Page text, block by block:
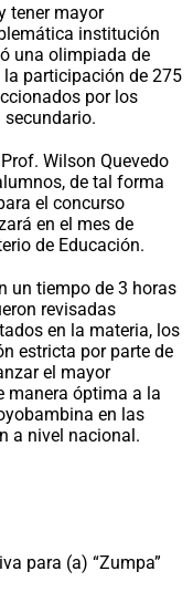
tener mayor
institución
una olimpiada de
participación de 275
por los
Wilson Quevedo
de tal forma
el concurso
en el mes de
de Educación.
un tiempo de 3 horas
revisadas
en la materia, los
estricta por parte de
el mayor
manera óptima a la
en las
a nivel nacional.